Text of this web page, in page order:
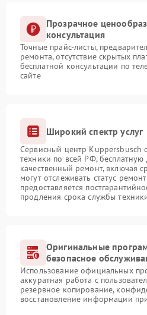
Прозрачное
консультация
Точные прайс-листы,
ремонта, отсутствие скрытых
бесплатной консультации по
сайте
Широкий спектр услуг
Сервисный центр Kuppersbusch
техники по всей РФ, бесплатную
качественный ремонт, включая
могут отслеживать статус
предоставляется
продления срока службы
Оригинальные
безопасное
Использование официальных
аккуратная работа с
резервное копирование,
восстановление информации